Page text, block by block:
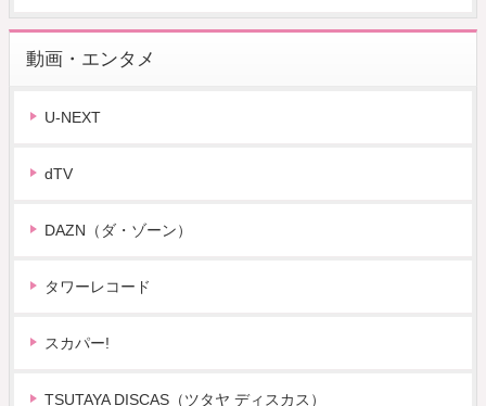
動画・エンタメ
U-NEXT
dTV
DAZN（ダ・ゾーン）
タワーレコード
スカパー!
TSUTAYA DISCAS（ツタヤ ディスカス）